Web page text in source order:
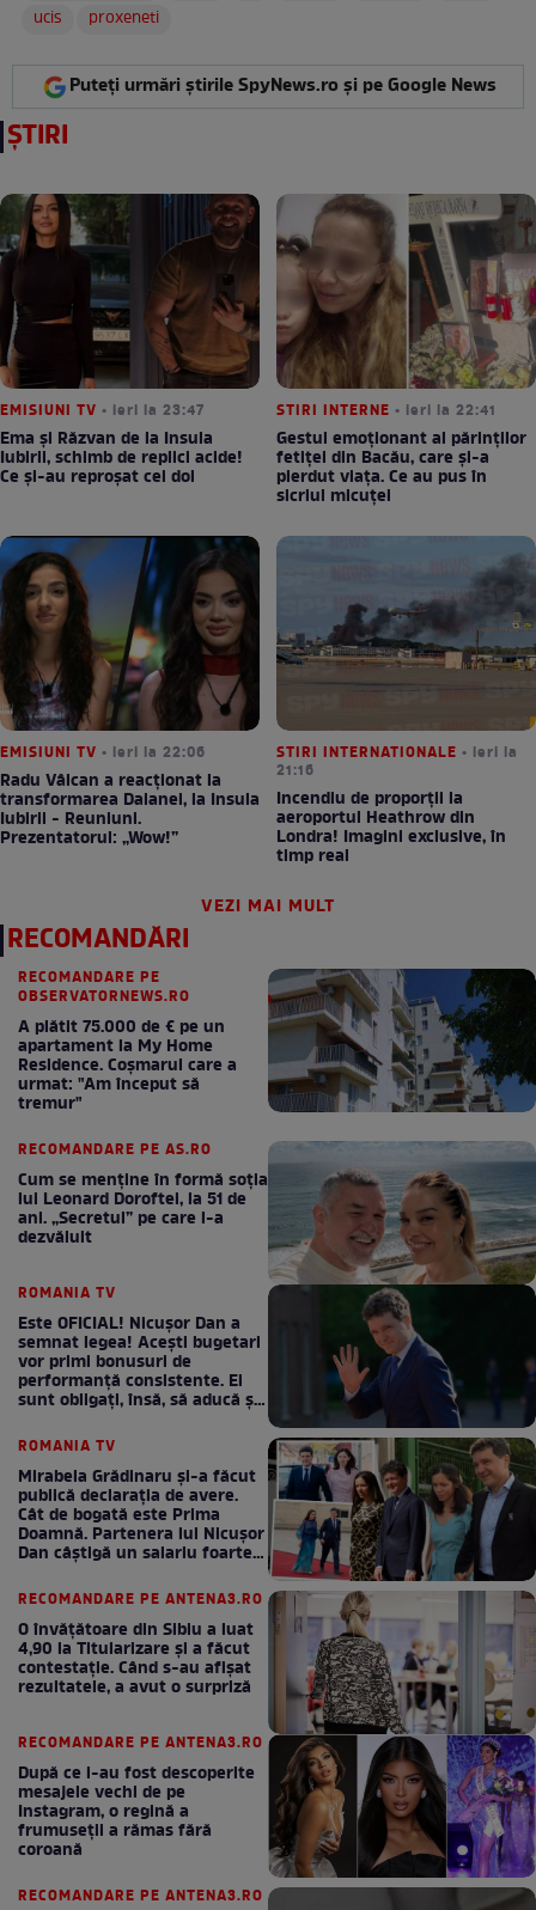
ucis proxeneti
Puteți urmări știrile SpyNews.ro și pe Google News
ȘTIRI
EMISIUNI TV • ieri la 23:47
Ema și Răzvan de la Insula
Iubirii, schimb de replici acide!
Ce și-au reproșat cei doi
STIRI INTERNE • ieri la 22:41
Gestul emoționant al părinților
fetiței din Bacău, care și-a
pierdut viața. Ce au pus în
sicriul micuței
EMISIUNI TV • ieri la 22:06
Radu Vâlcan a reacționat la
transformarea Daianei, la Insula
Iubirii - Reuniuni.
Prezentatorul: „Wow!”
STIRI INTERNATIONALE • ieri la
21:16
Incendiu de proporții la
aeroportul Heathrow din
Londra! Imagini exclusive, în
timp real
VEZI MAI MULT
RECOMANDĂRI
RECOMANDARE PE
OBSERVATORNEWS.RO
A plătit 75.000 de € pe un
apartament la My Home
Residence. Coşmarul care a
urmat: "Am început să
tremur"
RECOMANDARE PE AS.RO
Cum se menţine în formă soţia
lui Leonard Doroftei, la 51 de
ani. „Secretul” pe care l-a
dezvăluit
ROMANIA TV
Este OFICIAL! Nicușor Dan a
semnat legea! Acești bugetari
vor primi bonusuri de
performanță consistente. Ei
sunt obligați, însă, să aducă și
ROMANIA TV
Mirabela Grădinaru și-a făcut
publică declarația de avere.
Cât de bogată este Prima
Doamnă. Partenera lui Nicușor
Dan câștigă un salariu foarte
RECOMANDARE PE ANTENA3.RO
O învățătoare din Sibiu a luat
4,90 la Titularizare și a făcut
contestație. Când s-au afișat
rezultatele, a avut o surpriză
RECOMANDARE PE ANTENA3.RO
După ce i-au fost descoperite
mesajele vechi de pe
Instagram, o regină a
frumuseții a rămas fără
coroană
RECOMANDARE PE ANTENA3.RO